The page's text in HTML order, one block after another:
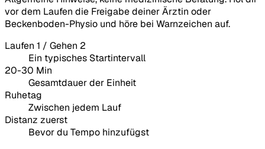
vor dem Laufen die Freigabe deiner Ärztin oder
Beckenboden-Physio und höre bei Warnzeichen auf.
Laufen 1 / Gehen 2
Ein typisches Startintervall
20-30 Min
Gesamtdauer der Einheit
Ruhetag
Zwischen jedem Lauf
Distanz zuerst
Bevor du Tempo hinzufügst